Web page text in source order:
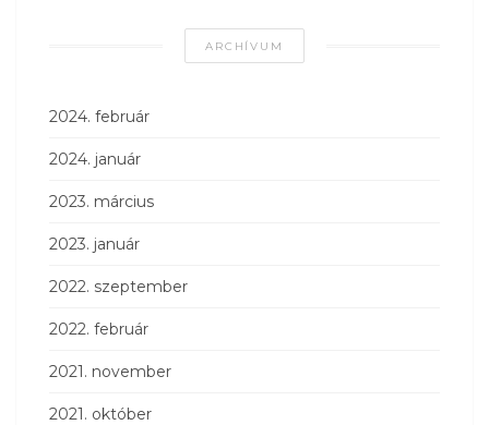
ARCHÍVUM
2024. február
2024. január
2023. március
2023. január
2022. szeptember
2022. február
2021. november
2021. október